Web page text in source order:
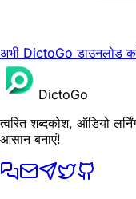
अभी DictoGo डाउनलोड
DictoGo
त्वरित शब्दकोश, ऑडियो
आसान बनाएं!